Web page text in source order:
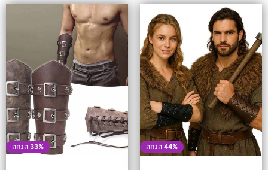
44% הנחה 33% הנחה